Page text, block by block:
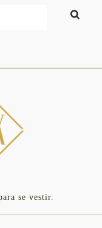
se vestir.